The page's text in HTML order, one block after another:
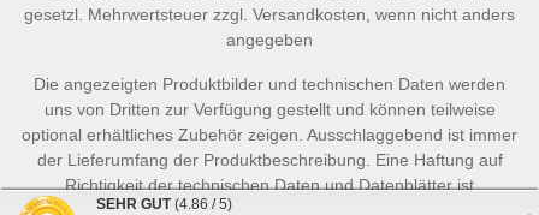
gesetzl. Mehrwertsteuer zzgl. Versandkosten, wenn nicht anders
angegeben
Die angezeigten Produktbilder und technischen Daten werden
uns von Dritten zur Verfügung gestellt und können teilweise
optional erhältliches Zubehör zeigen. Ausschlaggebend ist immer
der Lieferumfang der Produktbeschreibung. Eine Haftung auf
Richtigkeit der technischen Daten und Datenblätter ist
ausgeschlossen.
SEHR GUT (4.86 / 5)